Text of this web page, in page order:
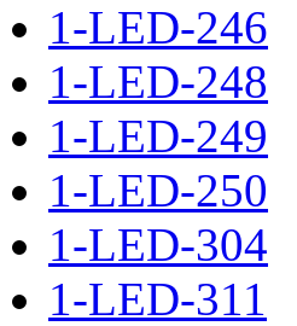
1-LED-246
1-LED-248
1-LED-249
1-LED-250
1-LED-304
1-LED-311